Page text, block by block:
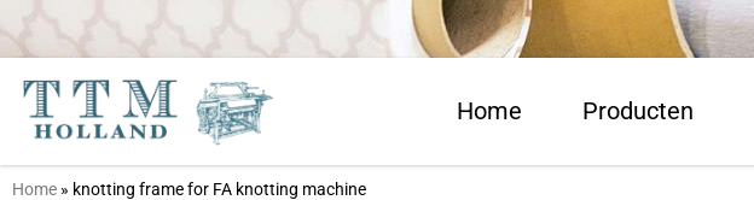
Home Producten
Home » knotting frame for FA knotting machine